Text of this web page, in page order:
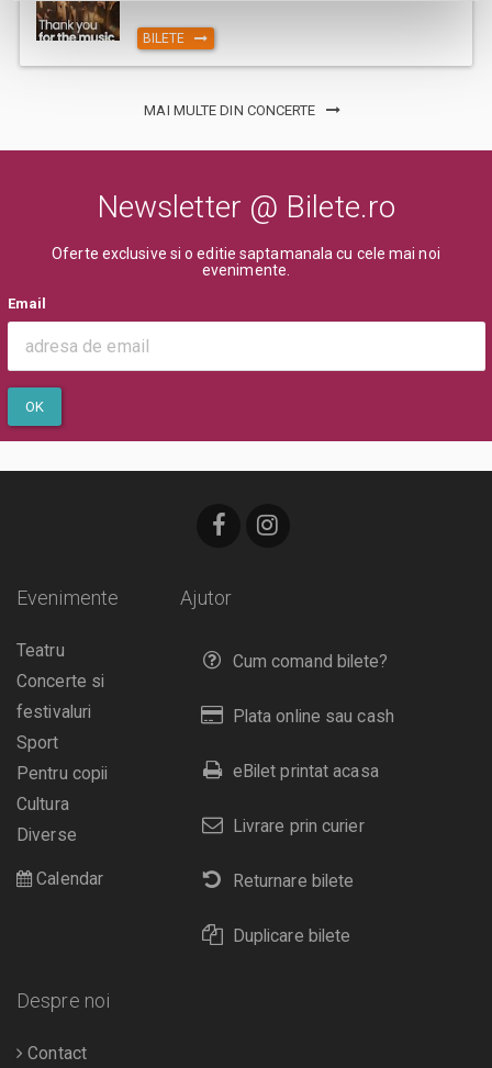
BILETE
MAI MULTE DIN CONCERTE
Newsletter @ Bilete.ro
Oferte exclusive si o editie saptamanala cu cele mai noi
evenimente.
Email
OK
Ajutor
Cum comand bilete?
Plata online sau cash
eBilet printat acasa
Livrare prin curier
Returnare bilete
Duplicare bilete
Evenimente
Teatru
Concerte si
festivaluri
Sport
Pentru copii
Cultura
Diverse
Calendar
Despre noi
Contact